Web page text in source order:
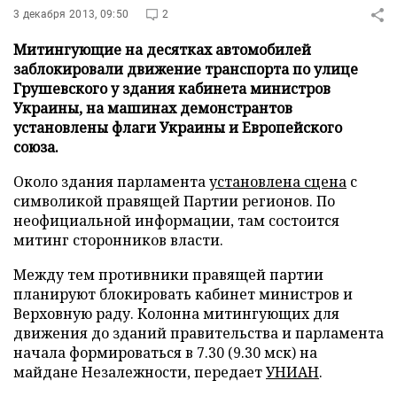
3 декабря 2013, 09:50 2
Митингующие на десятках автомобилей
заблокировали движение транспорта по улице
Грушевского у здания кабинета министров
Украины, на машинах демонстрантов
установлены флаги Украины и Европейского
союза.
Около здания парламентаустановлена сцена с
символикой правящей Партии регионов. По
неофициальной информации, там состоится
митинг сторонников власти.
Между тем противники правящей партии
планируют блокировать кабинет министров и
Верховную раду. Колонна митингующих для
движения до зданий правительства и парламента
начала формироваться в 7.30 (9.30 мск) на
майдане Незалежности, передаетУНИАН.